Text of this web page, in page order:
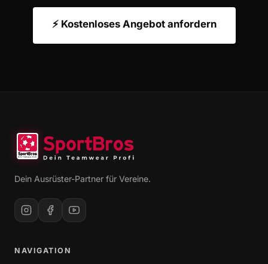
⚡ Kostenloses Angebot anfordern
Dein Ausrüster-Partner für Vereine.
NAVIGATION